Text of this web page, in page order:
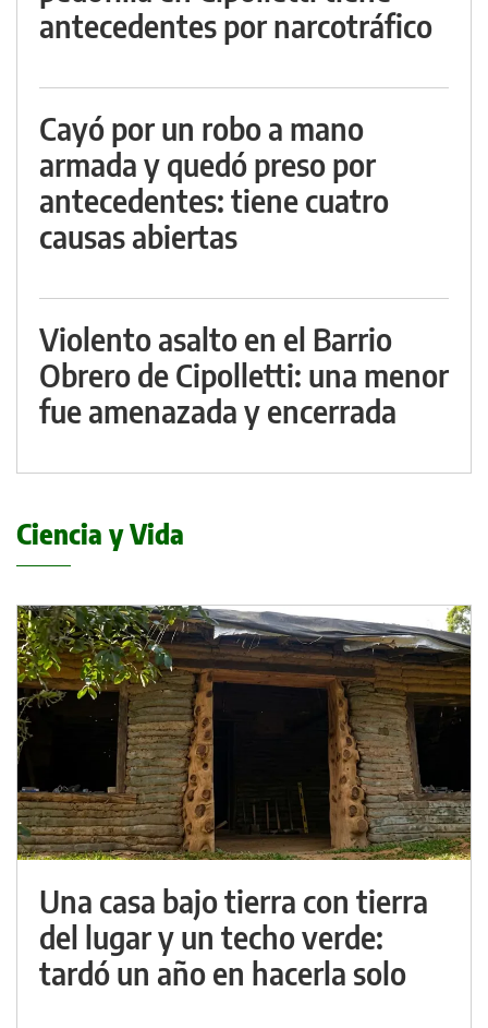
antecedentes por narcotráfico
Cayó por un robo a mano
armada y quedó preso por
antecedentes: tiene cuatro
causas abiertas
Violento asalto en el Barrio
Obrero de Cipolletti: una menor
fue amenazada y encerrada
Ciencia y Vida
Una casa bajo tierra con tierra
del lugar y un techo verde:
tardó un año en hacerla solo